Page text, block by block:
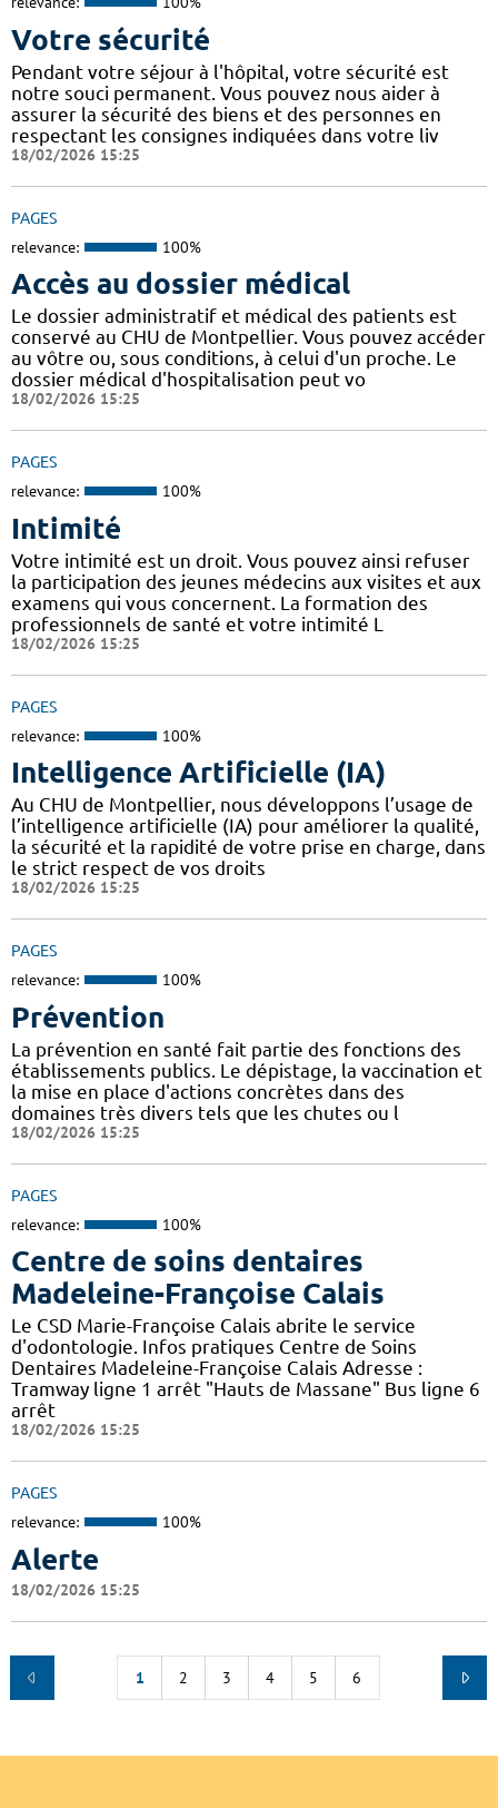
Votre sécurité
Pendant votre séjour à l'hôpital, votre sécurité est
notre souci permanent. Vous pouvez nous aider à
assurer la sécurité des biens et des personnes en
respectant les consignes indiquées dans votre liv
18/02/2026 15:25
PAGES
relevance: 100%
Accès au dossier médical
Le dossier administratif et médical des patients est
conservé au CHU de Montpellier. Vous pouvez accéder
au vôtre ou, sous conditions, à celui d'un proche. Le
dossier médical d'hospitalisation peut vo
18/02/2026 15:25
PAGES
relevance: 100%
Intimité
Votre intimité est un droit. Vous pouvez ainsi refuser
la participation des jeunes médecins aux visites et aux
examens qui vous concernent. La formation des
professionnels de santé et votre intimité L
18/02/2026 15:25
PAGES
relevance: 100%
Intelligence Artificielle (IA)
Au CHU de Montpellier, nous développons l’usage de
l’intelligence artificielle (IA) pour améliorer la qualité,
la sécurité et la rapidité de votre prise en charge, dans
le strict respect de vos droits
18/02/2026 15:25
PAGES
relevance: 100%
Prévention
La prévention en santé fait partie des fonctions des
établissements publics. Le dépistage, la vaccination et
la mise en place d'actions concrètes dans des
domaines très divers tels que les chutes ou l
18/02/2026 15:25
PAGES
relevance: 100%
Centre de soins dentaires
Madeleine-Françoise Calais
Le CSD Marie-Françoise Calais abrite le service
d'odontologie. Infos pratiques Centre de Soins
Dentaires Madeleine-Françoise Calais Adresse :
Tramway ligne 1 arrêt "Hauts de Massane" Bus ligne 6
arrêt
18/02/2026 15:25
PAGES
relevance: 100%
Alerte
18/02/2026 15:25
1 2 3 4 5 6